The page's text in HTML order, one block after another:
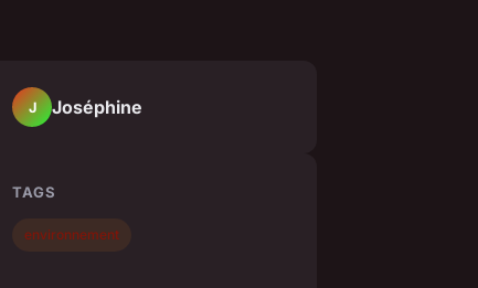
J Joséphine
TAGS
environnement